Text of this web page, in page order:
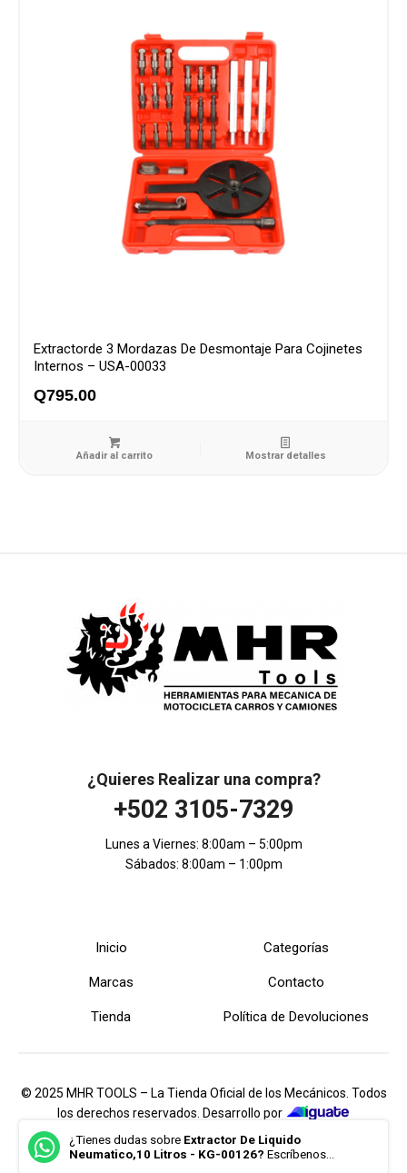
Extractorde 3 Mordazas De Desmontaje Para Cojinetes
Internos – USA-00033
Q795.00
Añadir al carrito Mostrar detalles
¿Quieres Realizar una compra?
+502 3105-7329
Lunes a Viernes: 8:00am – 5:00pm
Sábados: 8:00am – 1:00pm
Inicio Categorías
Marcas Contacto
Tienda Política de Devoluciones
© 2025 MHR TOOLS – La Tienda Oficial de los Mecánicos. Todos
los derechos reservados. Desarrollo por iGuate.com
¿Tienes dudas sobre Extractor De Liquido
Neumatico,10 Litros - KG-00126? Escríbenos...